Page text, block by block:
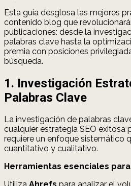
Esta guía desglosa las mejores
contenido blog que
publicaciones: desde la
palabras clave hasta la
premia con posiciones
búsqueda.
1. Investigación
Palabras Clave
La investigación de palabras
cualquier estrategia SEO exitosa
requiere un enfoque sistemático
cuantitativo y cualitativo.
Herramientas esenciales